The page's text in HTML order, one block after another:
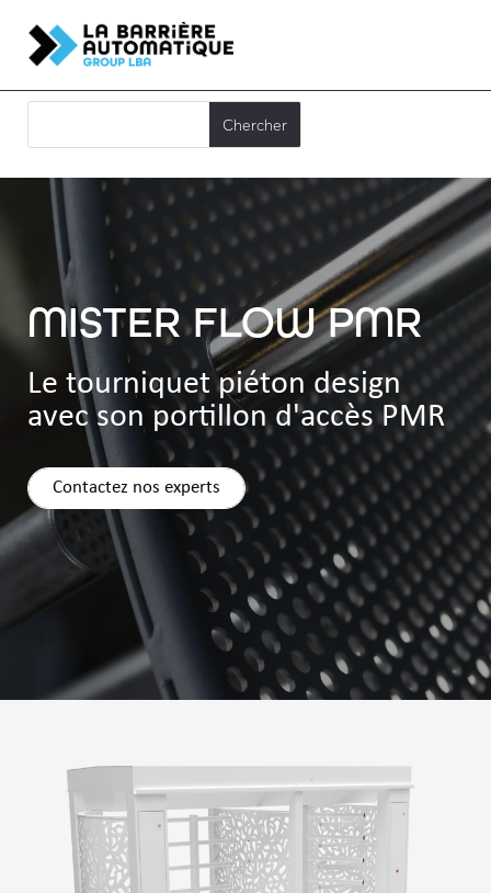
MISTER FLOW PMR
Le tourniquet piéton design
avec son portillon d'accès PMR
Contactez nos experts